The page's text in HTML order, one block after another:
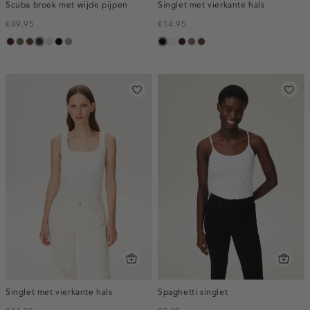
Scuba broek met wijde pijpen
€49.95
pruim,
groen,
donkerbruin
blauw,
kitzwarttaupe,
Singlet met vierkante hals
€14.95
zwart
wit,pruim,
taupedonkerbruin
Singlet met vierkante hals
Spaghetti singlet